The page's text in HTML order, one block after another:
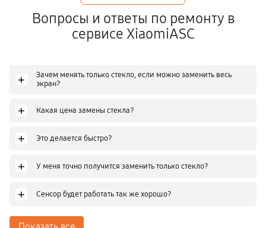
Вопросы и ответы по ремонту в
сервисе XiaomiASC
+
Зачем менять только стекло, если можно заменить весь
экран?
+ Какая цена замены стекла?
+ Это делается быстро?
+ У меня точно получится заменить только стекло?
+ Сенсор будет работать так же хорошо?